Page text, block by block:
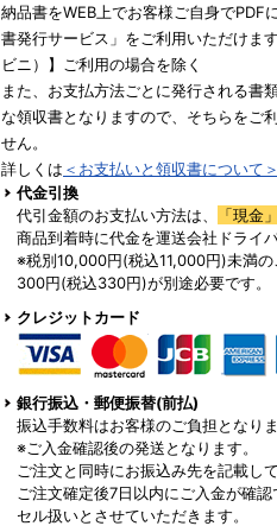
納品書をWEB上でお客様ご自身でPDF
書発行サービス」をご利用いただけま
ビニ）】ご利用の場合を除く
また、お支払方法ごとに発行される書
な領収書となりますので、そちらをご
せん。
詳しくは ＜お支払いと領収書について
代金引換
代引金額のお支払い方法は、
「現金
商品到着時に代金を運送会社ドライ
※税別10,000円(税込11,000円)未満
300円(税込330円)が別途必要です。
クレジットカード
銀行振込・郵便振替(前払)
振込手数料はお客様のご負担となり
※ご入金確認後の発送となります。
ご注文と同時にお振込み先を記載し
ご注文確定後7日以内にご入金が確
セル扱いとさせていただきます。